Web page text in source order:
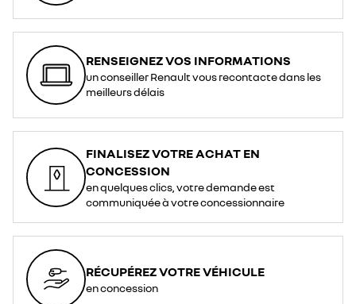
RENSEIGNEZ VOS INFORMATIONS
un conseiller Renault vous recontacte dans les
meilleurs délais
FINALISEZ VOTRE ACHAT EN
CONCESSION
en quelques clics, votre demande est
communiquée à votre concessionnaire
RÉCUPÉREZ VOTRE VÉHICULE
en concession